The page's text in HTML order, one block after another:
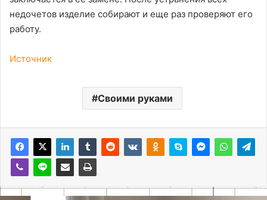
недочетов изделие собирают и еще раз проверяют его
работу.
Источник
Своими руками